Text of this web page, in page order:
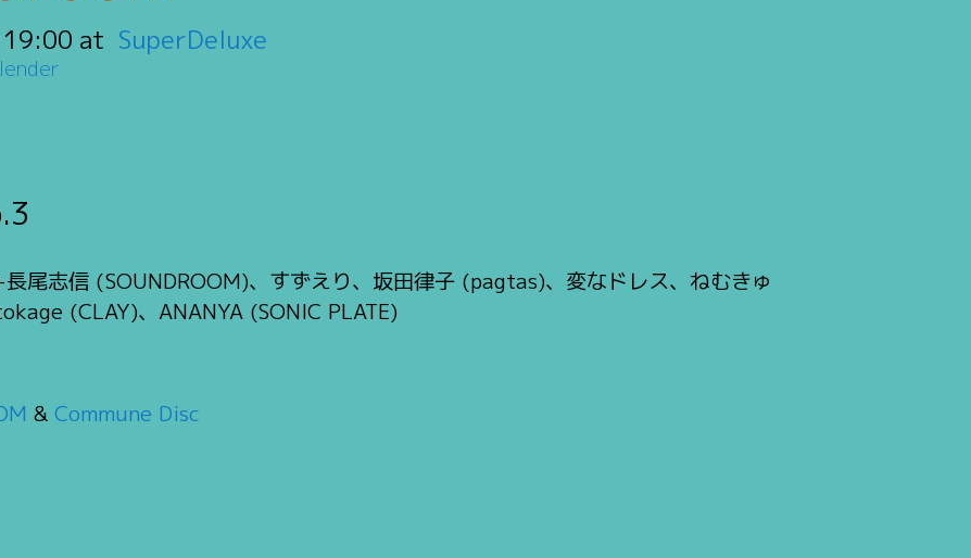
19:00 SuperDeluxe
尾志信 (SOUNDROOM)、すずえり、坂田律子 (pagtas)、変なドレス、ねむきゅ
(CLAY)、ANANYA (SONIC PLATE)
& Commune Disc